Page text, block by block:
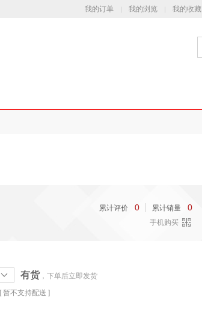
我的订单 我的浏览 我的收藏
累计评价 0 累计销量 0
手机购买
有货 ，下单后立即发货
[ 暂不支持配送 ]